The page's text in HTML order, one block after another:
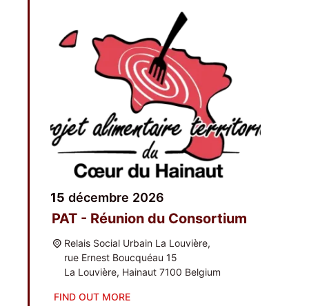
15 décembre 2026
PAT - Réunion du Consortium
Relais Social Urbain La Louvière,
rue Ernest Bouc­quéau 15
La Lou­vière, Hai­naut 7100 Bel­gium
FIND OUT MORE